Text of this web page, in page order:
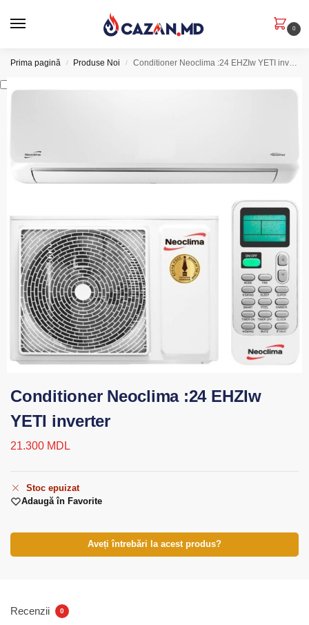
0
Prima pagină / Produse Noi / Conditioner Neoclima :24 EHZIw YETI inverter
Conditioner Neoclima :24 EHZIw
YETI inverter
21.300 MDL
Stoc epuizat
Adaugă în Favorite
Aveți întrebări la acest produs?
Recenzii 0